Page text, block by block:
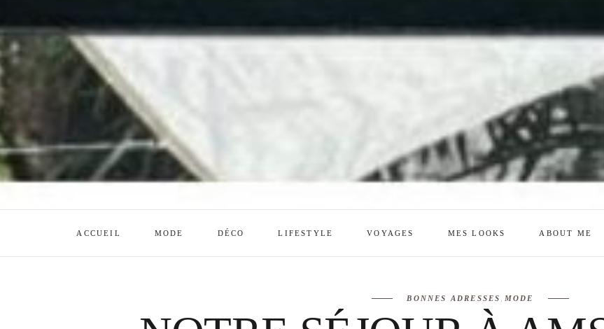
ACCUEIL MODE DÉCO LIFESTYLE VOYAGES MES LOOKS
amazon shop
ABOUT ME
BONNES ADRESSES MODE